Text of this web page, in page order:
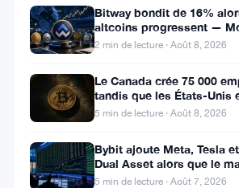
Bitcoin
continuent
d’attirer
intérêt
Bitway bondit de 16%
altcoins progressent —
jour 8 août
2 min de lecture · Août 8, 2026
Le Canada crée 75 000
tandis que les États-Unis
000, Bitcoin reste à 65K
5 min de lecture · Août 8, 2026
Bybit ajoute Meta, Tesla
Dual Asset alors que le
tokenisées atteint
5 min de lecture · Août 7, 2026